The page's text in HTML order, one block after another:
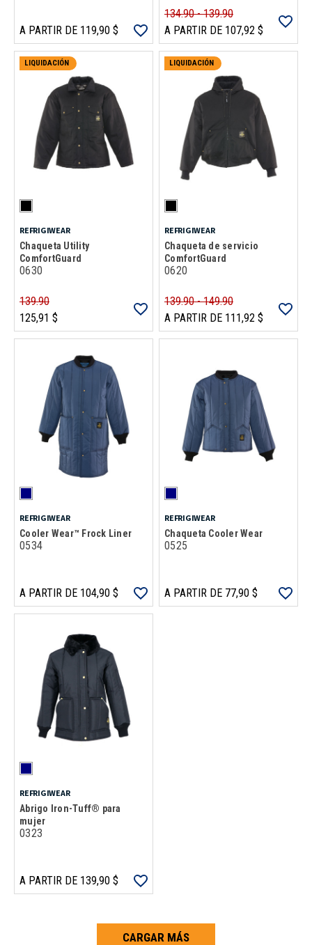
A PARTIR DE 119,90 $
134.90 - 139.90
A PARTIR DE 107,92 $
LIQUIDACIÓN
REFRIGIWEAR
Chaqueta Utility
ComfortGuard
0630
139.90
125,91 $
LIQUIDACIÓN
REFRIGIWEAR
Chaqueta de servicio
ComfortGuard
0620
139.90 - 149.90
A PARTIR DE 111,92 $
REFRIGIWEAR
Cooler Wear™ Frock Liner
0534
A PARTIR DE 104,90 $
REFRIGIWEAR
Chaqueta Cooler Wear
0525
A PARTIR DE 77,90 $
REFRIGIWEAR
Abrigo Iron-Tuff® para
mujer
0323
A PARTIR DE 139,90 $
CARGAR MÁS